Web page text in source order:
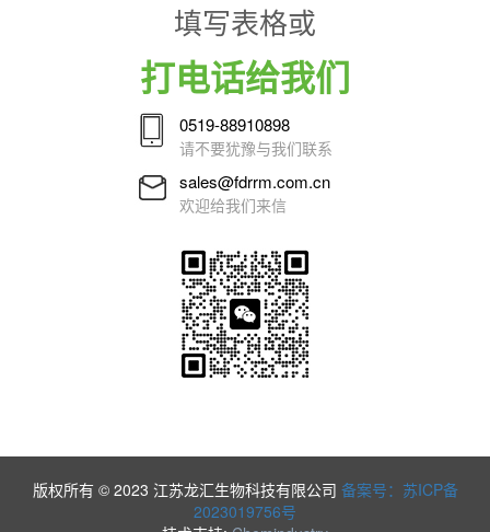
填写表格或
打电话给我们
0519-88910898
请不要犹豫与我们联系
sales@fdrrm.com.cn
欢迎给我们来信
版权所有 © 2023 江苏龙汇生物科技有限公司 备案号：苏ICP备
2023019756号